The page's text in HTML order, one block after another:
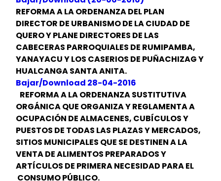
REFORMA A LA ORDENANZA DEL PLAN
DIRECTOR DE URBANISMO DE LA CIUDAD DE
QUERO Y PLANE DIRECTORES DE LAS
CABECERAS PARROQUIALES DE RUMIPAMBA,
YANAYACU Y LOS CASERIOS DE PUÑACHIZAG Y
HUALCANGA SANTA ANITA.
Bajar/Download 28-04-2016
REFORMA A LA ORDENANZA SUSTITUTIVA
ORGÁNICA QUE ORGANIZA Y REGLAMENTA A
OCUPACIÓN DE ALMACENES, CUBÍCULOS Y
PUESTOS DE TODAS LAS PLAZAS Y MERCADOS,
SITIOS MUNICIPALES QUE SE DESTINEN A LA
VENTA DE ALIMENTOS PREPARADOS Y
ARTÍCULOS DE PRIMERA NECESIDAD PARA EL
CONSUMO PÚBLICO.